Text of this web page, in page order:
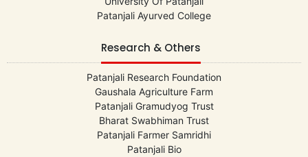
Patanjali Ayurved College
Research & Others
Patanjali Research Foundation
Gaushala Agriculture Farm
Patanjali Gramudyog Trust
Bharat Swabhiman Trust
Patanjali Farmer Samridhi
Patanjali Bio